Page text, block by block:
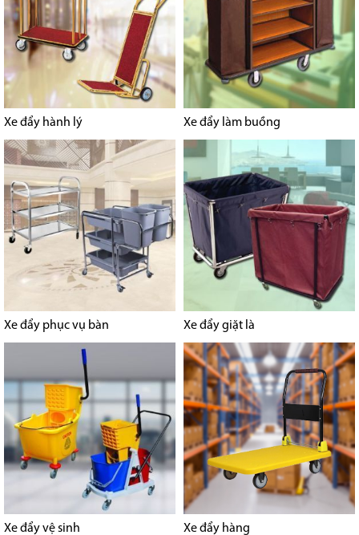
Xe đẩy hành lý Xe đẩy làm buồng
Xe đẩy phục vụ bàn Xe đẩy giặt là
Xe đẩy vệ sinh Xe đẩy hàng